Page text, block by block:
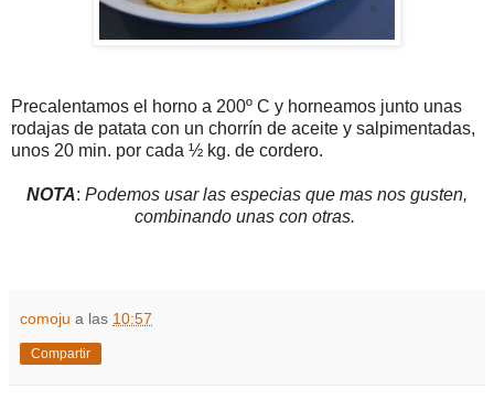
Precalentamos el horno a 200º C y horneamos junto unas
rodajas de patata con un chorrín de aceite y salpimentadas,
unos 20 min. por cada ½ kg. de cordero.
NOTA: Podemos usar las especias que mas nos gusten,
combinando unas con otras.
comoju a las 10:57
Compartir